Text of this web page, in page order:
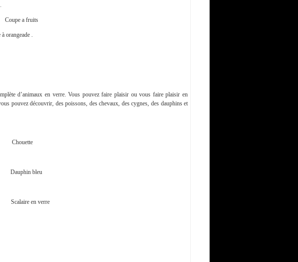
a fruits
d’animaux en verre. Vous pouvez faire plaisir ou vous faire plaisir en
pouvez découvrir, des poissons, des chevaux, des cygnes, des dauphins et
bleu
en verre